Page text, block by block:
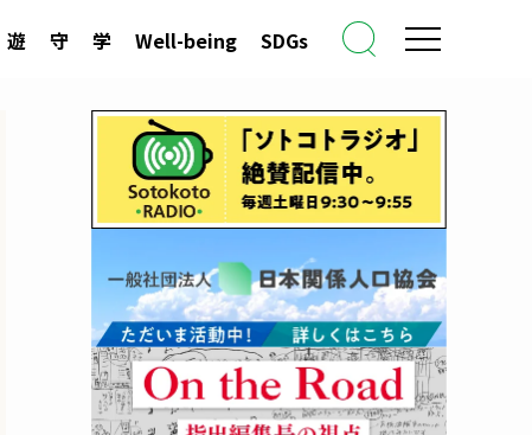
遊 守 学 Well-being SDGs